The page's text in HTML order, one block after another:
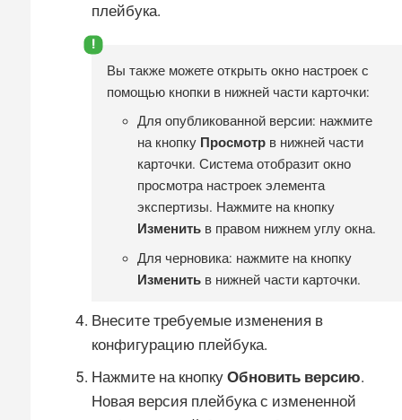
плейбука.
Вы также можете открыть окно настроек с
помощью кнопки в нижней части карточки:
Для опубликованной версии: нажмите
на кнопку Просмотр в нижней части
карточки. Система отобразит окно
просмотра настроек элемента
экспертизы. Нажмите на кнопку
Изменить в правом нижнем углу окна.
Для черновика: нажмите на кнопку
Изменить в нижней части карточки.
Внесите требуемые изменения в
конфигурацию плейбука.
Нажмите на кнопку Обновить версию.
Новая версия плейбука с измененной